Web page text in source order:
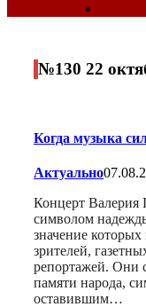
№130 22
Когда музыка
Актуально
Концерт Валерия
символом
значение
зрителей,
репортажей. Они
памяти народа,
оставившим…